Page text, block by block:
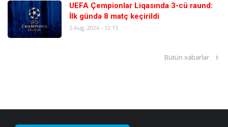
UEFA Çempionlar Liqasında 3-cü raund:
İlk gündə 8 matç keçirildi
5 Aug, 2026 - 12:15
Bütün xəbərlər